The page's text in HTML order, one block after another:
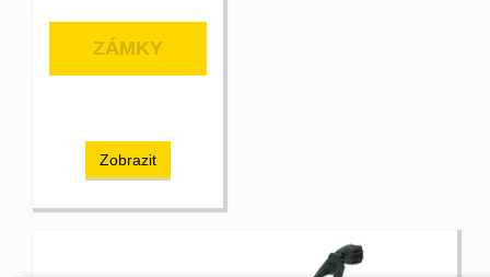
ZÁMKY
Zobrazit